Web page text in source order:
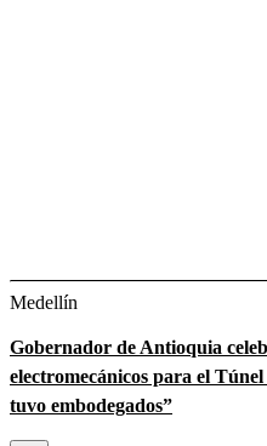
Medellín
Gobernador de Antioquia
electromecánicos para el
tuvo embodegados”